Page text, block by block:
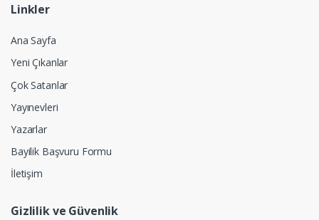
Linkler
Ana Sayfa
Yeni Çıkanlar
Çok Satanlar
Yayınevleri
Yazarlar
Bayilik Başvuru Formu
İletişim
Gizlilik ve Güvenlik